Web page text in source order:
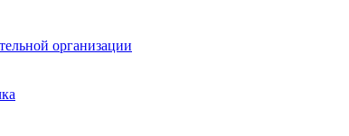
организации